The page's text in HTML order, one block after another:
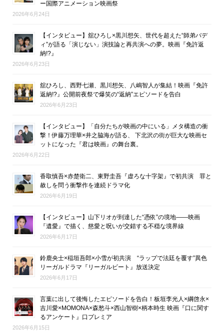
ー国際アニメーション映画祭
2026年6月24日
【インタビュー】舘ひろし×黒川想矢、世代を超えた“師弟バデ
ィ”が語る「演じない」演技論と再共演への夢。映画『免許返
納!?』
2026年6月23日
舘ひろし、西野七瀬、黒川想矢、八嶋智人が集結！映画『免許
返納!?』公開前夜祭で爆笑の“返納”エピソードを告白
2026年6月23日
【インタビュー】「自分たちが映画の中にいる」メタ構造の衝
撃！伊藤万理華×井之脇海が語る、 下北沢の街が巨大な映画セ
ットになった『君は映画』の舞台裏。
2026年6月22日
香取慎吾×赤楚衛二、東野圭吾『虚ろな十字架』で初共演 罪と
赦しを問う衝撃作を連続ドラマ化
2026年6月19日
【インタビュー】山下リオが到達した“憑依”の境地――映画
『遺愛』で描く、慈愛と呪いが交錯する不穏な境界線
2026年6月17日
鈴鹿央士×稲垣吾郎×小雪が初共演 “ラップで法廷を覆す”異色
リーガルドラマ『リーガルビート』放送決定
2026年6月17日
言葉に出して後悔したエピソードを告白！板垣李光人×綱啓永×
吉川愛×MOMONA×森愁斗×西山智樹×柄本時生 映画『口に関す
るアンケート』口プレミア
2026年6月15日